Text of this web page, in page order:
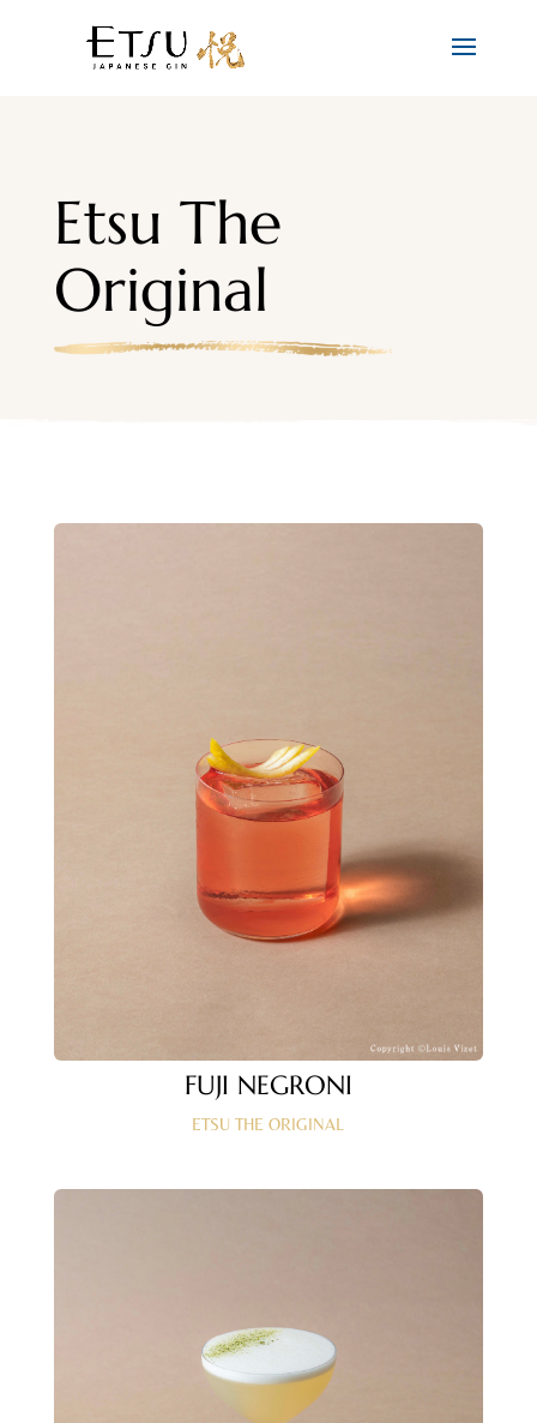
Etsu The
Original
FUJI NEGRONI
ETSU THE ORIGINAL